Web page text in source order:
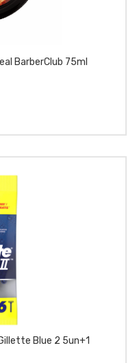
BarberClub 75ml
Blue 2 5un+1